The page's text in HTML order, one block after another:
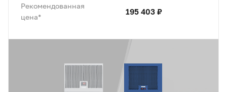
Рекомендованная
цена*
195 403 ₽